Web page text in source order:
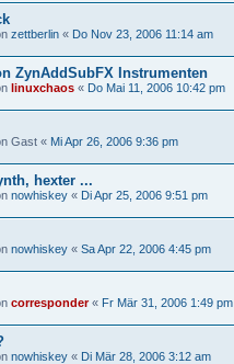
zettberlin « Do Nov 23, 2006 11:14 am
ZynAddSubFX Instrumenten
linuxchaos « Do Mai 11, 2006 10:42 pm
Gast « Mi Apr 26, 2006 9:36 pm
hexter ...
nowhiskey « Di Apr 25, 2006 9:51 pm
nowhiskey « Sa Apr 22, 2006 4:45 pm
corresponder« Fr Mär 31, 2006 1:49 pm
nowhiskey « Di Mär 28, 2006 3:12 am